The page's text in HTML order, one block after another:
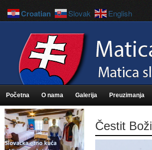
Početna O nama Galerija Preuzimanja
Čestit
Croatian Slovak English